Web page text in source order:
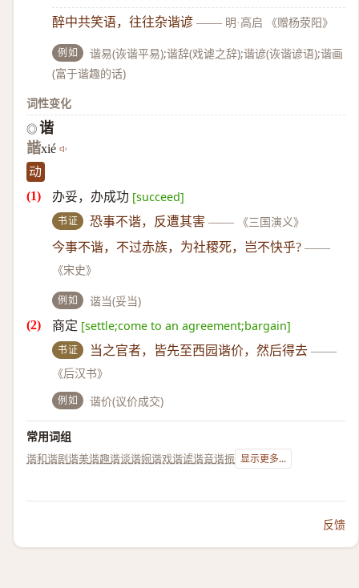
醉中共笑语，往往杂谐谚 —— 明·高启 《赠杨荥阳》
例如
谐易(诙谐平易);谐辞(戏谑之辞);谐谚(诙谐谚语);谐画
(富于谐趣的话)
词性变化
◎ 谐
諧xié
动
办妥，办成功 [succeed]
书证 恐事不谐，反遭其害 —— 《三国演义》
今事不谐，不过赤族，为社稷死，岂不快乎? ——
《宋史》
例如 谐当(妥当)
商定 [settle;come to an agreement;bargain]
书证 当之官者，皆先至西园谐价，然后得去 ——
《后汉书》
例如 谐价(议价成交)
常用词组
谐和谐剧谐美谐趣谐谈谐婉谐戏谐谑谐音谐振 显示更多...
反馈